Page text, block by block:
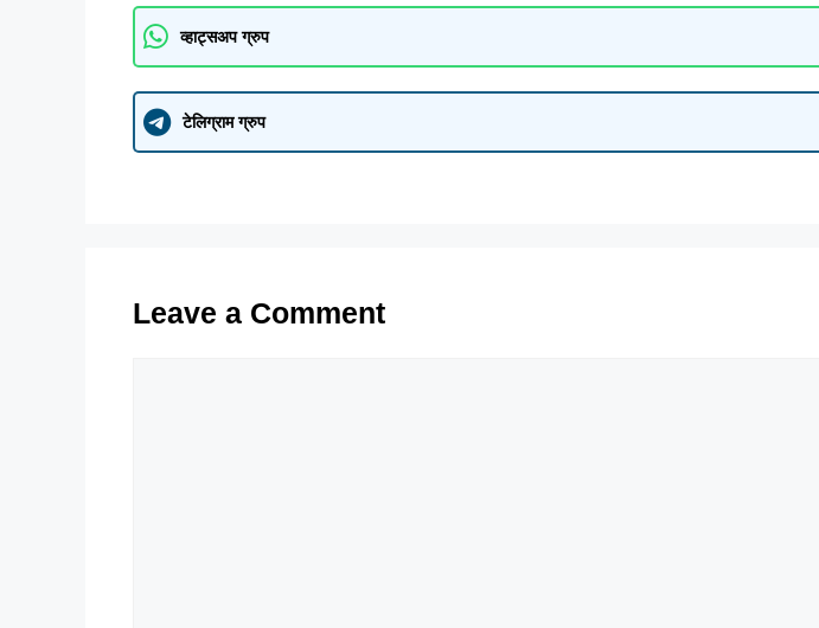
व्हाट्सअप ग्रुप
टेलिग्राम ग्रुप
Leave a Comment